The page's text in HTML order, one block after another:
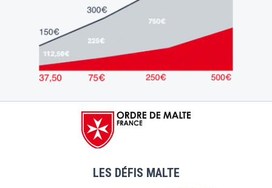
LES DÉFIS MALTE